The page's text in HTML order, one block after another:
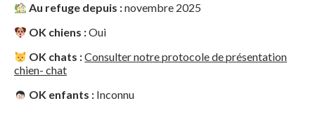
Au refuge depuis :novembre 2025
OK chiens :Oui
OK chats :Consulter notre protocole de présentation
chien- chat
OK enfants : Inconnu